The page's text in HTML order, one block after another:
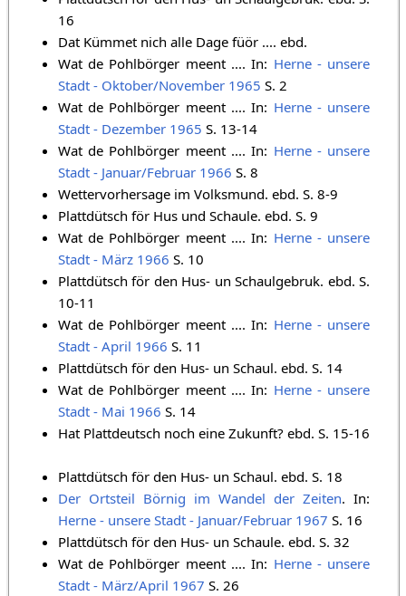
16
Dat Kümmet nich alle Dage füör .... ebd.
Wat de Pohlbörger meent .... In: Herne - unsere
Stadt - Oktober/November 1965 S. 2
Wat de Pohlbörger meent .... In: Herne - unsere
Stadt - Dezember 1965 S. 13-14
Wat de Pohlbörger meent .... In: Herne - unsere
Stadt - Januar/Februar 1966 S. 8
Wettervorhersage im Volksmund. ebd. S. 8-9
Plattdütsch för Hus und Schaule. ebd. S. 9
Wat de Pohlbörger meent .... In: Herne - unsere
Stadt - März 1966 S. 10 ‎
Plattdütsch för den Hus- un Schaulgebruk. ebd. S.
10-11
Wat de Pohlbörger meent .... In: Herne - unsere
Stadt - April 1966 S. 11 ‎
Plattdütsch för den Hus- un Schaul. ebd. S. 14
Wat de Pohlbörger meent .... In: Herne - unsere
Stadt - Mai 1966 S. 14
Hat Plattdeutsch noch eine Zukunft? ebd. S. 15-16
Plattdütsch för den Hus- un Schaul. ebd. S. 18
Der Ortsteil Börnig im Wandel der Zeiten. In:
Herne - unsere Stadt - Januar/Februar 1967 S. 16
Plattdütsch för den Hus- un Schaule. ebd. S. 32
Wat de Pohlbörger meent .... In: Herne - unsere
Stadt - März/April 1967 S. 26